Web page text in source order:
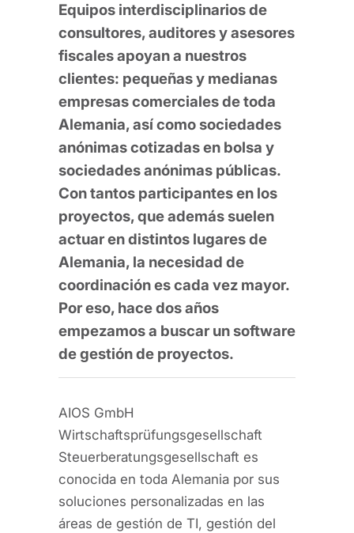
Equipos interdisciplinarios de
consultores, auditores y asesores
fiscales apoyan a nuestros
clientes: pequeñas y medianas
empresas comerciales de toda
Alemania, así como sociedades
anónimas cotizadas en bolsa y
sociedades anónimas públicas.
Con tantos participantes en los
proyectos, que además suelen
actuar en distintos lugares de
Alemania, la necesidad de
coordinación es cada vez mayor.
Por eso, hace dos años
empezamos a buscar un software
de gestión de proyectos.
AIOS GmbH
Wirtschaftsprüfungsgesellschaft
Steuerberatungsgesellschaft es
conocida en toda Alemania por sus
soluciones personalizadas en las
áreas de gestión de TI, gestión del